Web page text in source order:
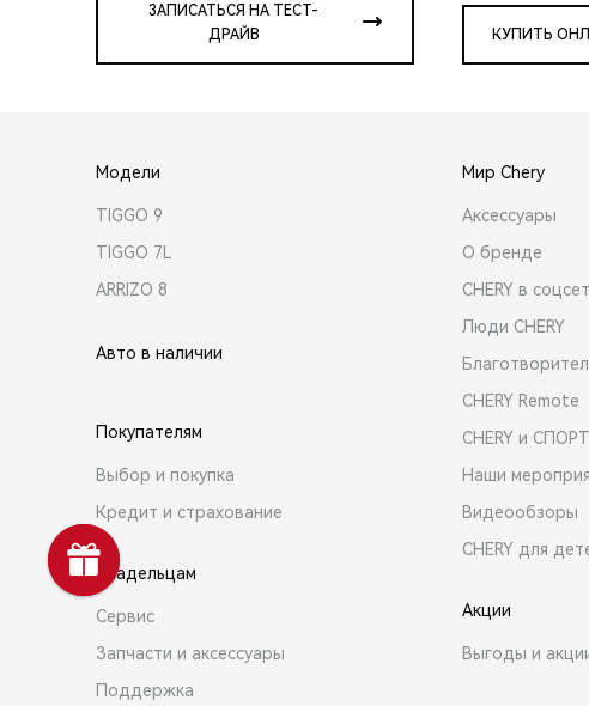
ЗАПИСАТЬСЯ НА ТЕСТ-
ДРАЙВ
КУПИТЬ
Модели
TIGGO 9
TIGGO 7L
ARRIZO 8
Авто в наличии
Покупателям
Выбор и покупка
Кредит и страхование
Владельцам
Сервис
Запчасти и аксессуары
Поддержка
Мир Chery
Аксессуары
О бренде
CHERY в
Люди CHERY
CHERY Remote
CHERY и СПОРТ
Наши
Видеообзоры
CHERY для
Акции
Выгоды и